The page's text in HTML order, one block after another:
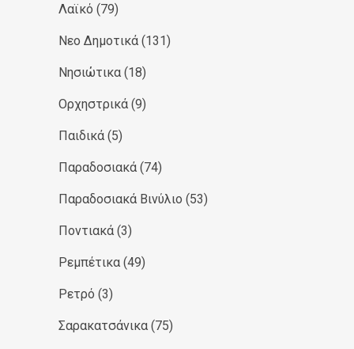
Λαϊκό (79)
Νεο Δημοτικά (131)
Νησιώτικα (18)
Ορχηστρικά (9)
Παιδικά (5)
Παραδοσιακά (74)
Παραδοσιακά Βινύλιο (53)
Ποντιακά (3)
Ρεμπέτικα (49)
Ρετρό (3)
Σαρακατσάνικα (75)